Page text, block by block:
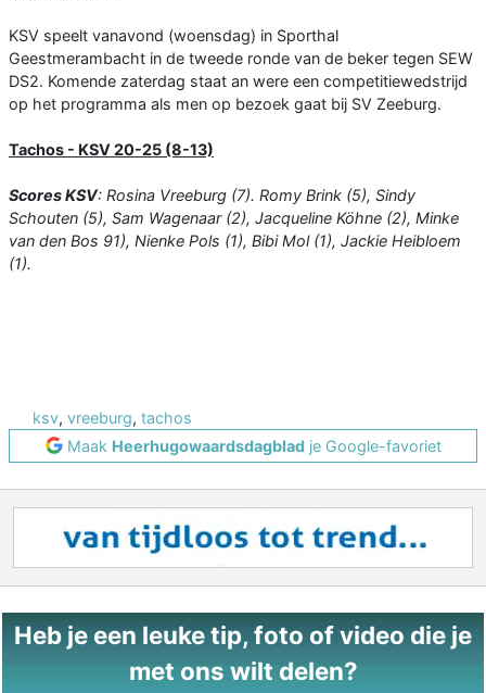
KSV speelt vanavond (woensdag) in Sporthal
Geestmerambacht in de tweede ronde van de beker tegen SEW
DS2. Komende zaterdag staat an were een competitiewedstrijd
op het programma als men op bezoek gaat bij SV Zeeburg.
Tachos - KSV 20-25 (8-13)
Scores KSV: Rosina Vreeburg (7). Romy Brink (5), Sindy
Schouten (5), Sam Wagenaar (2), Jacqueline Köhne (2), Minke
van den Bos 91), Nienke Pols (1), Bibi Mol (1), Jackie Heibloem
(1).
ksv, vreeburg, tachos
Maak Heerhugowaardsdagbladje Google-favoriet
Heb je een leuke tip, foto of video die je
met ons wilt delen?